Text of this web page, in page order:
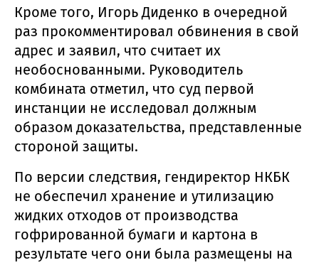
Кроме того, Игорь Диденко в очередной
раз прокомментировал обвинения в свой
адрес и заявил, что считает их
необоснованными. Руководитель
комбината отметил, что суд первой
инстанции не исследовал должным
образом доказательства, представленные
стороной защиты.
По версии следствия, гендиректор НКБК
не обеспечил хранение и утилизацию
жидких отходов от производства
гофрированной бумаги и картона в
результате чего они была размещены на